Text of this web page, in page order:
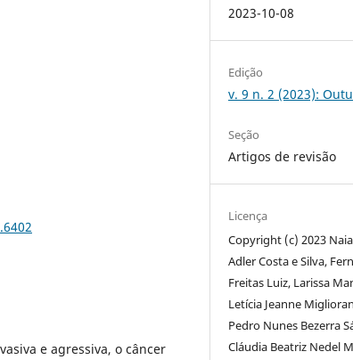
e agressiva, o câncer
2023-10-08
Edição
v. 9 n. 2 (2023):
Seção
Artigos de revisão
Licença
Copyright (c) 2023
Adler Costa e Silva,
Freitas Luiz, Larissa
Letícia Jeanne
Pedro Nunes Bezerra
Cláudia Beatriz Nedel